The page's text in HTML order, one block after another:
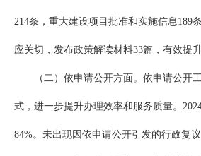
214条，重大建设项目批准和实施信息189
应关切，发布政策解读材料33篇，有效提
（二）依申请公开方面。依申请公开
式，进一步提升办理效率和服务质量。
84%。未出现因依申请公开引发的行政复